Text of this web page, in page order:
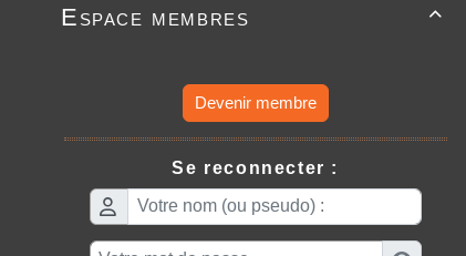

Espace membres
Devenir membre
Se reconnecter :